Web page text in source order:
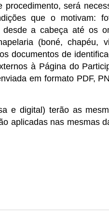
será
que o motivam:
a cabeça até os
(boné, chapéu,
documentos de
à Página do
em formato PDF,
e digital) terão as
aplicadas nas mesmas